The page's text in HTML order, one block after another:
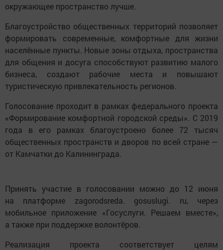
окружающее пространство лучше.
Благоустройство общественных территорий позволяет
формировать современные, комфортные для жизни
населённые пункты. Новые зоны отдыха, пространства
для общения и досуга способствуют развитию малого
бизнеса, создают рабочие места и повышают
туристическую привлекательность регионов.
Голосование проходит в рамках федерального проекта
«Формирование комфортной городской среды». С 2019
года в его рамках благоустроено более 72 тысяч
общественных пространств и дворов по всей стране —
от Камчатки до Калининграда.
Принять участие в голосовании можно до 12 июня
на платформе zagorodsreda. gosuslugi. ru, через
мобильное приложение «Госуслуги. Решаем вместе»,
а также при поддержке волонтёров.
Реализация проекта соответствует целям